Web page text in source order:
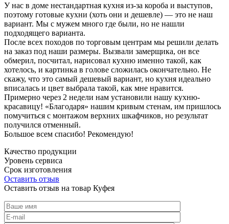
У нас в доме нестандартная кухня из-за короба и выступов,
поэтому готовые кухни (хоть они и дешевле) — это не наш
вариант. Мы с мужем много где были, но не нашли
подходящего варианта.
После всех походов по торговым центрам мы решили делать
на заказ под наши размеры. Вызвали замерщика, он все
обмерил, посчитал, нарисовал кухню именно такой, как
хотелось, и картинка в голове сложилась окончательно. Не
скажу, что это самый дешевый вариант, но кухня идеально
вписалась и цвет выбрала такой, как мне нравится.
Примерно через 2 недели нам установили нашу кухню-
красавицу! «Благодаря» нашим кривым стенам, им пришлось
помучиться с монтажом верхних шкафчиков, но результат
получился отменный.
Большое всем спасибо! Рекомендую!
Качество продукции
Уровень сервиса
Срок изготовления
Оставить отзыв
Оставить отзыв на товар Куфея